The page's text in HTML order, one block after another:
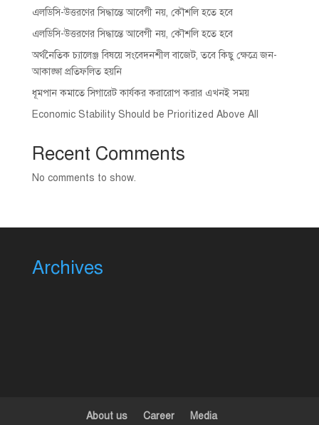
এলডিসি-উত্তরণের সিদ্ধান্তে আবেগী নয়, কৌশলি হতে হবে
এলডিসি-উত্তরণের সিদ্ধান্তে আবেগী নয়, কৌশলি হতে হবে
অর্থনৈতিক চ্যালেঞ্জ বিষয়ে সংবেদনশীল বাজেট, তবে কিছু ক্ষেত্রে জন-
আকাঙ্ক্ষা প্রতিফলিত হয়নি
ধূমপান কমাতে সিগারেট কার্যকর করারোপ করার এখনই সময়
Economic Stability Should be Prioritized Above All
Recent Comments
No comments to show.
Archives
About us Career Media